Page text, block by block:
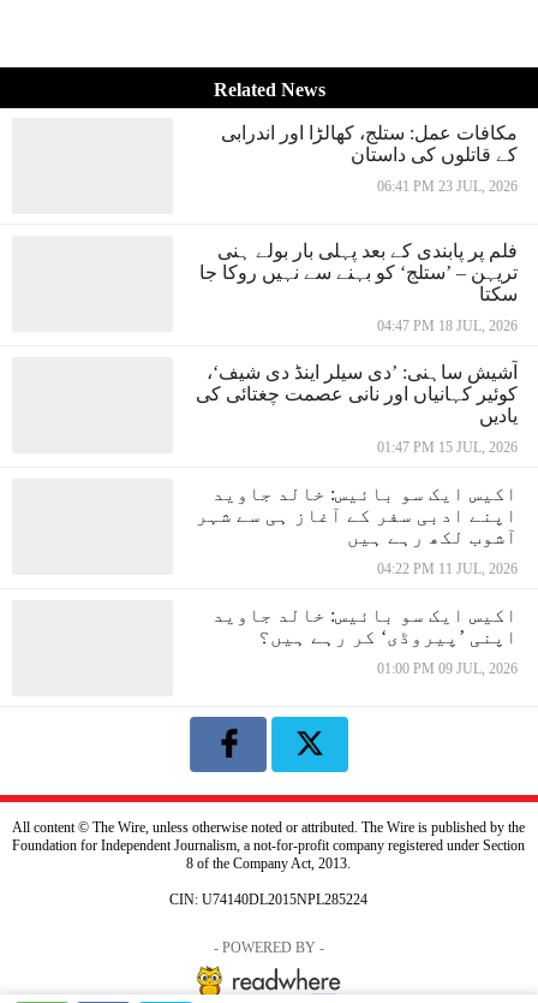
Related News
مکافات عمل: ستلج، کھالڑا اور اندرابی
کے قاتلوں کی داستان
06:41 PM 23 JUL, 2026
فلم پر پابندی کے بعد پہلی بار بولے ہنی
تریہن – ’ستلج‘ کو بہنے سے نہیں روکا جا
سکتا
04:47 PM 18 JUL, 2026
آشیش ساہنی: ’دی سیلر اینڈ دی شیف‘،
کوئیر کہانیاں اور نانی عصمت چغتائی کی
یادیں
01:47 PM 15 JUL, 2026
اکیس ایک سو بائیس: خالد جاوید
اپنے ادبی سفر کے آغاز ہی سے شہر
آشوب لکھ رہے ہیں
04:22 PM 11 JUL, 2026
اکیس ایک سو بائیس: خالد جاوید
اپنی ’پیروڈی‘ کر رہے ہیں؟
01:00 PM 09 JUL, 2026
All content © The Wire, unless otherwise noted or attributed. The Wire is published by the
Foundation for Independent Journalism, a not-for-profit company registered under Section
8 of the Company Act, 2013.
CIN: U74140DL2015NPL285224
- POWERED BY -